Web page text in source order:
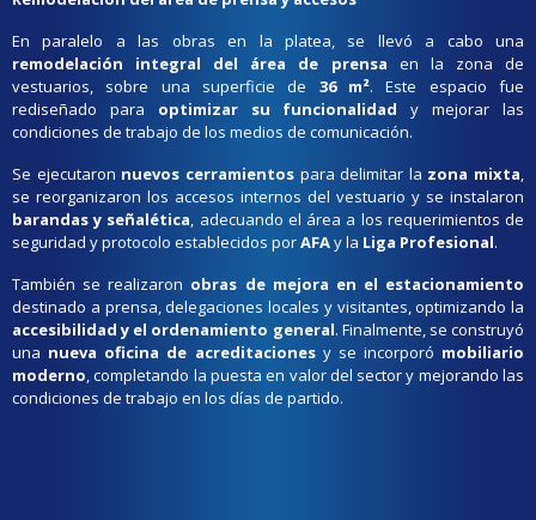
En paralelo a las obras en la platea, se llevó a cabo una
remodelación integral del área de prensa en la zona de
vestuarios, sobre una superficie de 36 m². Este espacio fue
rediseñado para optimizar su funcionalidad y mejorar las
condiciones de trabajo de los medios de comunicación.
Se ejecutaron nuevos cerramientospara delimitar la zona mixta,
se reorganizaron los accesos internos del vestuario y se instalaron
barandas y señalética, adecuando el área a los requerimientos de
seguridad y protocolo establecidos porAFAy la Liga Profesional.
También se realizaron obras de mejora en el estacionamiento
destinado a prensa, delegaciones locales y visitantes, optimizando la
accesibilidad y el ordenamiento general. Finalmente, se construyó
una nueva oficina de acreditacionesy se incorporó mobiliario
moderno, completando la puesta en valor del sector y mejorando las
condiciones de trabajo en los días de partido.